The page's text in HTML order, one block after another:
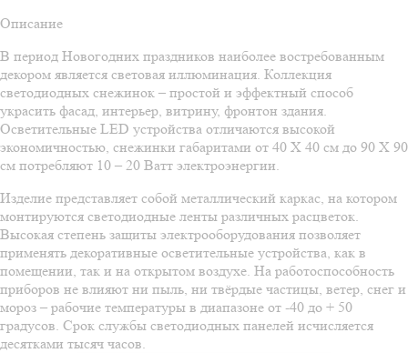
Описание
В период Новогодних праздников наиболее востребованным
декором является световая иллюминация. Коллекция
светодиодных снежинок – простой и эффектный способ
украсить фасад, интерьер, витрину, фронтон здания.
Осветительные LED устройства отличаются высокой
экономичностью, снежинки габаритами от 40 Х 40 см до 90 Х 90
см потребляют 10 – 20 Ватт электроэнергии.
Изделие представляет собой металлический каркас, на котором
монтируются светодиодные ленты различных расцветок.
Высокая степень защиты электрооборудования позволяет
применять декоративные осветительные устройства, как в
помещении, так и на открытом воздухе. На работоспособность
приборов не влияют ни пыль, ни твёрдые частицы, ветер, снег и
мороз – рабочие температуры в диапазоне от -40 до + 50
градусов. Срок службы светодиодных панелей исчисляется
десятками тысяч часов.